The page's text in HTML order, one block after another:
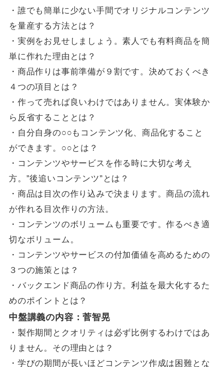
・誰でも簡単に少ない手間でオリジナルコンテンツ
を量産する方法とは？
・実例をお見せしましょう。素人でも有料商品を簡
単に作れた理由とは？
・商品作りは事前準備が９割です。決めておくべき
４つの項目とは？
・作って売れば良いわけではありません。実体験か
ら反省することとは？
・自分自身の○○もコンテンツ化、商品化すること
ができます。○○とは？
・コンテンツやサービスを作る時に大切な考え
方。”後追いコンテンツ”とは？
・商品は目次の作り込みで決まります。商品の流れ
が作れる目次作りの方法。
・コンテンツのボリュームも重要です。作るべき適
切なボリューム。
・コンテンツやサービスの付加価値を高めるための
３つの施策とは？
・バックエンド商品の作り方。利益を最大化するた
めのポイントとは？
中盤講義の内容：菅智晃
・製作期間とクオリティは必ず比例するわけではあ
りません。その理由とは？
・学びの期間が長いほどコンテンツ作成は困難とな